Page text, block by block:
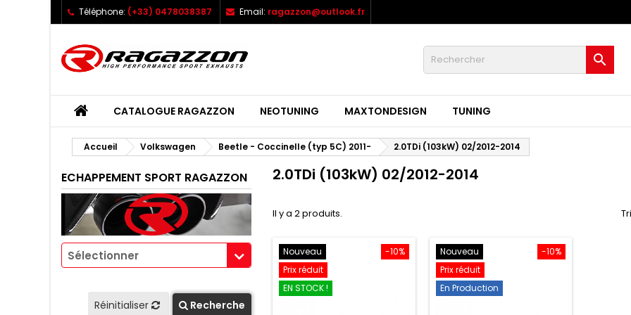
Téléphone: (+33) 0478038387 Email: ragazzon@outlook.fr

CATALOGUE RAGAZZON NEOTUNING MAXTONDESIGN TUNING
Accueil Volkswagen Beetle - Coccinelle (typ 5C) 2011- 2.0TDi (103kW) 02/2012-2014
ECHAPPEMENT SPORT RAGAZZON
Sélectionner
Réinitialiser Recherche
2.0TDi (103kW) 02/2012-2014
Il y a 2 produits.
-10%
Nouveau
Prix réduit
EN STOCK !
-10%
Nouveau
Prix réduit
En Production